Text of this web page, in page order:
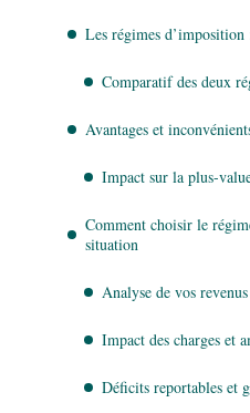
Les régimes
Comparatif des deux
Avantages et
Impact sur la plus-
Comment choisir le
situation
Analyse de vos
Impact des charges et
Déficits reportables et